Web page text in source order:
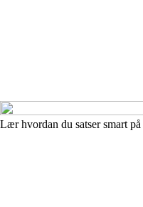
Lær hvordan du satser smart